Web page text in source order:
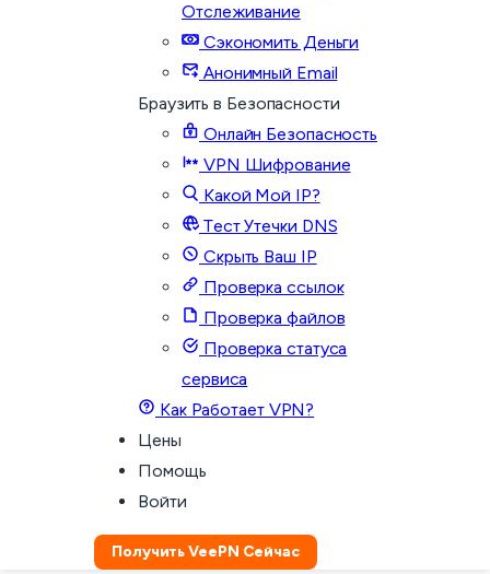
Отслеживание
Сэкономить Деньги
Анонимный Email
Браузить в Безопасности
Онлайн Безопасность
VPN Шифрование
Какой Мой IP?
Тест Утечки DNS
Скрыть Ваш IP
Проверка ссылок
Проверка файлов
Проверка статуса
сервиса
Как Работает VPN?
Цены
Помощь
Войти
Получить VeePN Сейчас